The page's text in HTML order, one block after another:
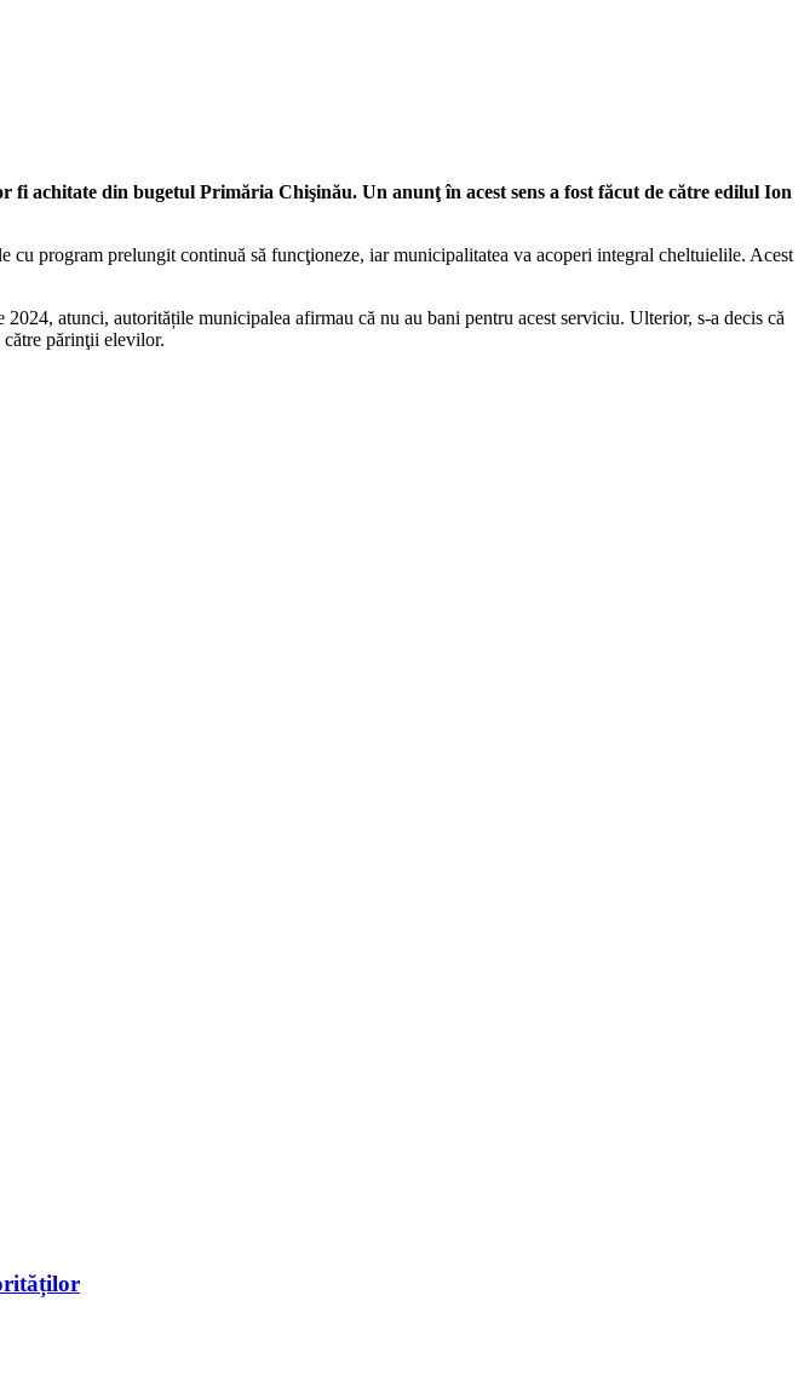
din bugetul Primăria Chişinău. Un anunţ în acest sens a fost făcut de către edilul Ion
program prelungit continuă să funcţioneze, iar municipalitatea va acoperi integral cheltuielile. Acest
atunci, autoritățile municipalea afirmau că nu au bani pentru acest serviciu. Ulterior, s-a decis că
părinţii elevilor.